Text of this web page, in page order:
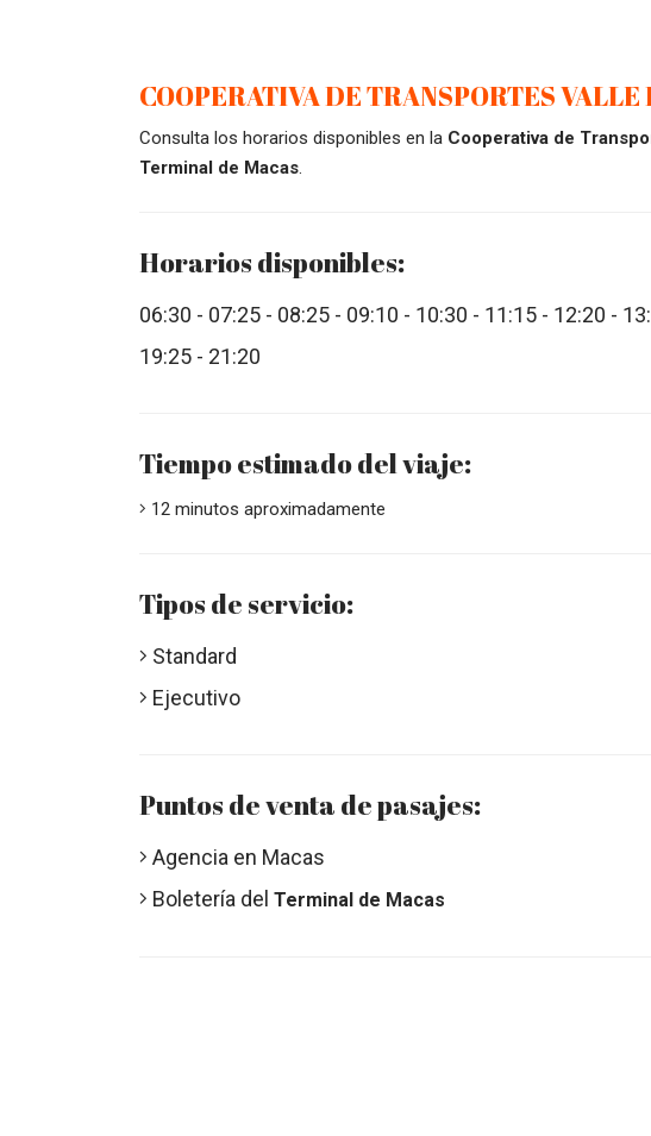
COOPERATIVA DE TRANSPORTES VALLE
Consulta los horarios disponibles en la Cooperativa de
Terminal de Macas.
Horarios disponibles:
06:30 - 07:25 - 08:25 - 09:10 - 10:30 - 11:15 - 12:20 -
19:25 - 21:20
Tiempo estimado del viaje:
12 minutos aproximadamente
Tipos de servicio:
Standard
Ejecutivo
Puntos de venta de pasajes:
Agencia en Macas
Boletería del Terminal de Macas